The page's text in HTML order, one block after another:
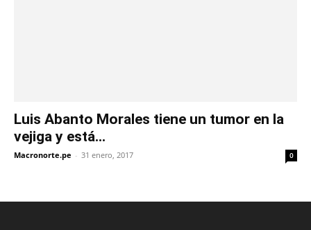
Luis Abanto Morales tiene un tumor en la
vejiga y está...
Macronorte.pe - 31 enero, 2017 0